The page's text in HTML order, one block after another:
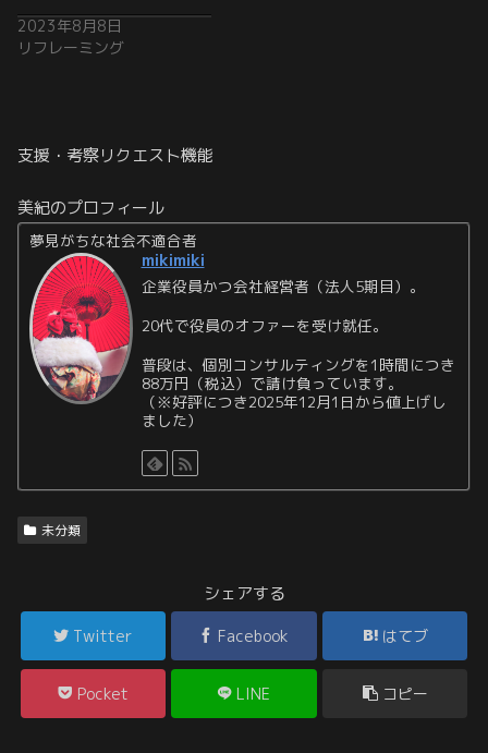
2023年8月8日
リフレーミング
支援・考察リクエスト機能
美紀のプロフィール
夢見がちな社会不適合者
mikimiki
企業役員かつ会社経営者（法人5期目）。
20代で役員のオファーを受け就任。
普段は、個別コンサルティングを1時間につき
88万円（税込）で請け負っています。
（※好評につき2025年12月1日から値上げし
ました）
未分類
シェアする
Twitter Facebook はてブ
Pocket LINE コピー